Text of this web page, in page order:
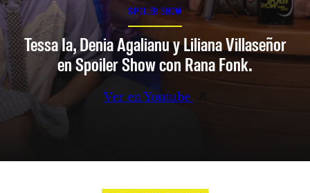
SPOILER SHOW
Tessa Ia, Denia Agalianu y Liliana Villaseñor
en Spoiler Show con Rana Fonk.
Ver en Youtube